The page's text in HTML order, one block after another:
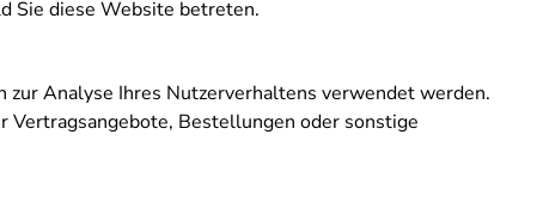
Sie diese Website betreten.
Analyse Ihres Nutzerverhaltens verwendet werden.
Vertragsangebote, Bestellungen oder sonstige